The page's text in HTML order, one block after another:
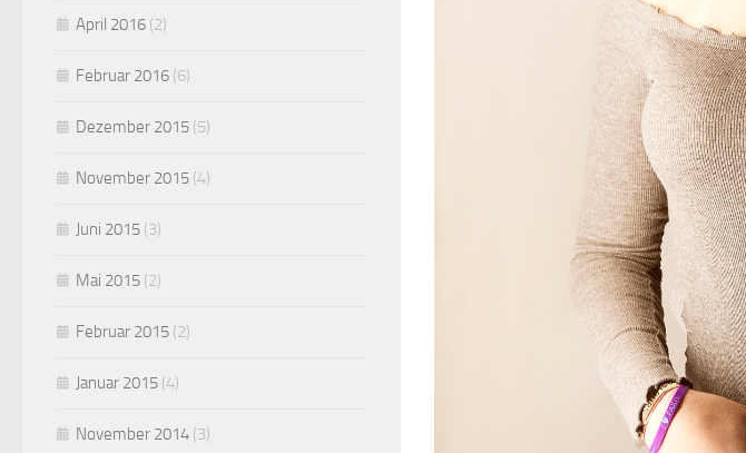
April 2016 (2)
Februar 2016 (6)
Dezember 2015 (5)
November 2015 (4)
Juni 2015 (3)
Mai 2015 (2)
Februar 2015 (2)
Januar 2015 (4)
November 2014 (3)